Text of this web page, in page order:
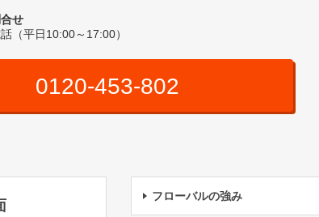
せ
（平日10:00～17:00）
0120-453-802
フローバルの強み